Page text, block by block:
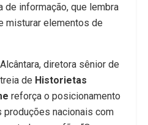
informação, que lembra
misturar elementos de
diretora sênior de
de Historietas
reforça o posicionamento
produções nacionais com